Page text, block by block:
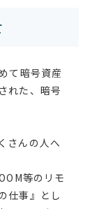
て暗号資産
れた、暗号
さんの人へ
等のリモ
仕事』とし